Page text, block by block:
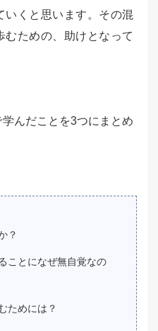
いくと思います。その混
むための、助けとなって
んだことを3つにまとめ
？
ことになぜ無自覚なの
ためには？